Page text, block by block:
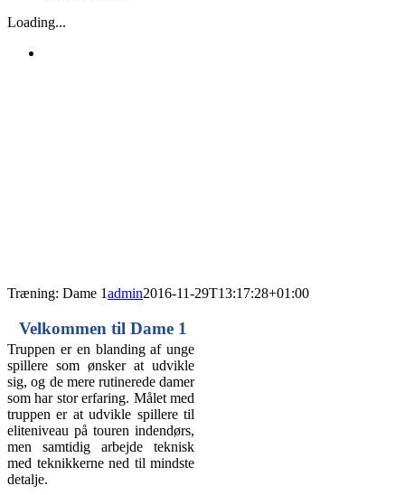
E-
Facebook
Instagram
Spotify
YouTube
Loading...
Træning: Dame 1admin2016-11-29T13:17:28+01:00
Velkommen til Dame 1
Truppen er en blanding af unge
spillere som ønsker at udvikle
sig, og de mere rutinerede damer
som har stor erfaring. Målet med
truppen er at udvikle spillere til
eliteniveau på touren indendørs,
men samtidig arbejde teknisk
med teknikkerne ned til mindste
detalje.